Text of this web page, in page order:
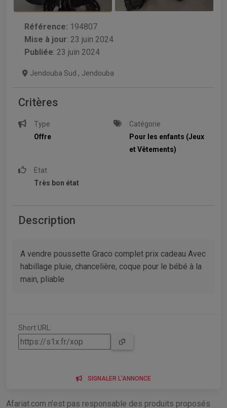
Référence: 194807
Mise à jour: 23 juin 2024
Publiée: 23 juin 2024
Jendouba Sud , Jendouba
Critères
Type
Offre
Catégorie
Pour les enfants (Jeux
et Vêtements)
Etat
Très bon état
Description
A vendre poussette Graco complet prix cadeau Avec
habillage pluie, chancelière, coque pour le bébé à la
main, pliable
Short URL:
SIGNALER L'ANNONCE
Afariat.com n'est pas responsable des produits proposés